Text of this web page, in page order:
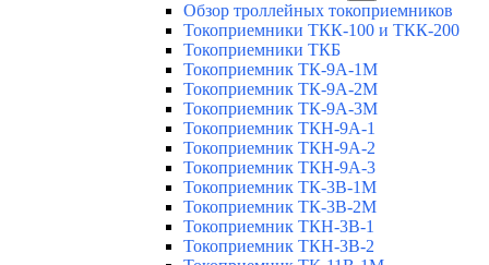
Обзор троллейных токоприемников
Токоприемники ТКК-100 и ТКК-200
Токоприемники ТКБ
Токоприемник ТК-9А-1М
Токоприемник ТК-9А-2М
Токоприемник ТК-9А-3М
Токоприемник ТКН-9А-1
Токоприемник ТКН-9А-2
Токоприемник ТКН-9А-3
Токоприемник ТК-3В-1М
Токоприемник ТК-3В-2М
Токоприемник ТКН-3В-1
Токоприемник ТКН-3В-2